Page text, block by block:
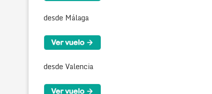
desde Málaga
desde Valencia